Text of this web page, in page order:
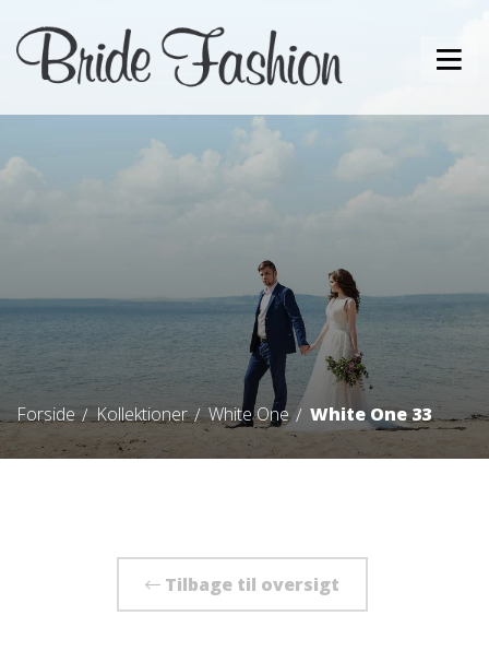
Forside Kollektioner White One White One 33
Tilbage til oversigt